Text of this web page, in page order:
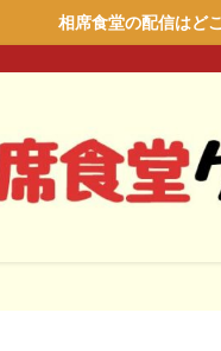
相席食堂の配信はど